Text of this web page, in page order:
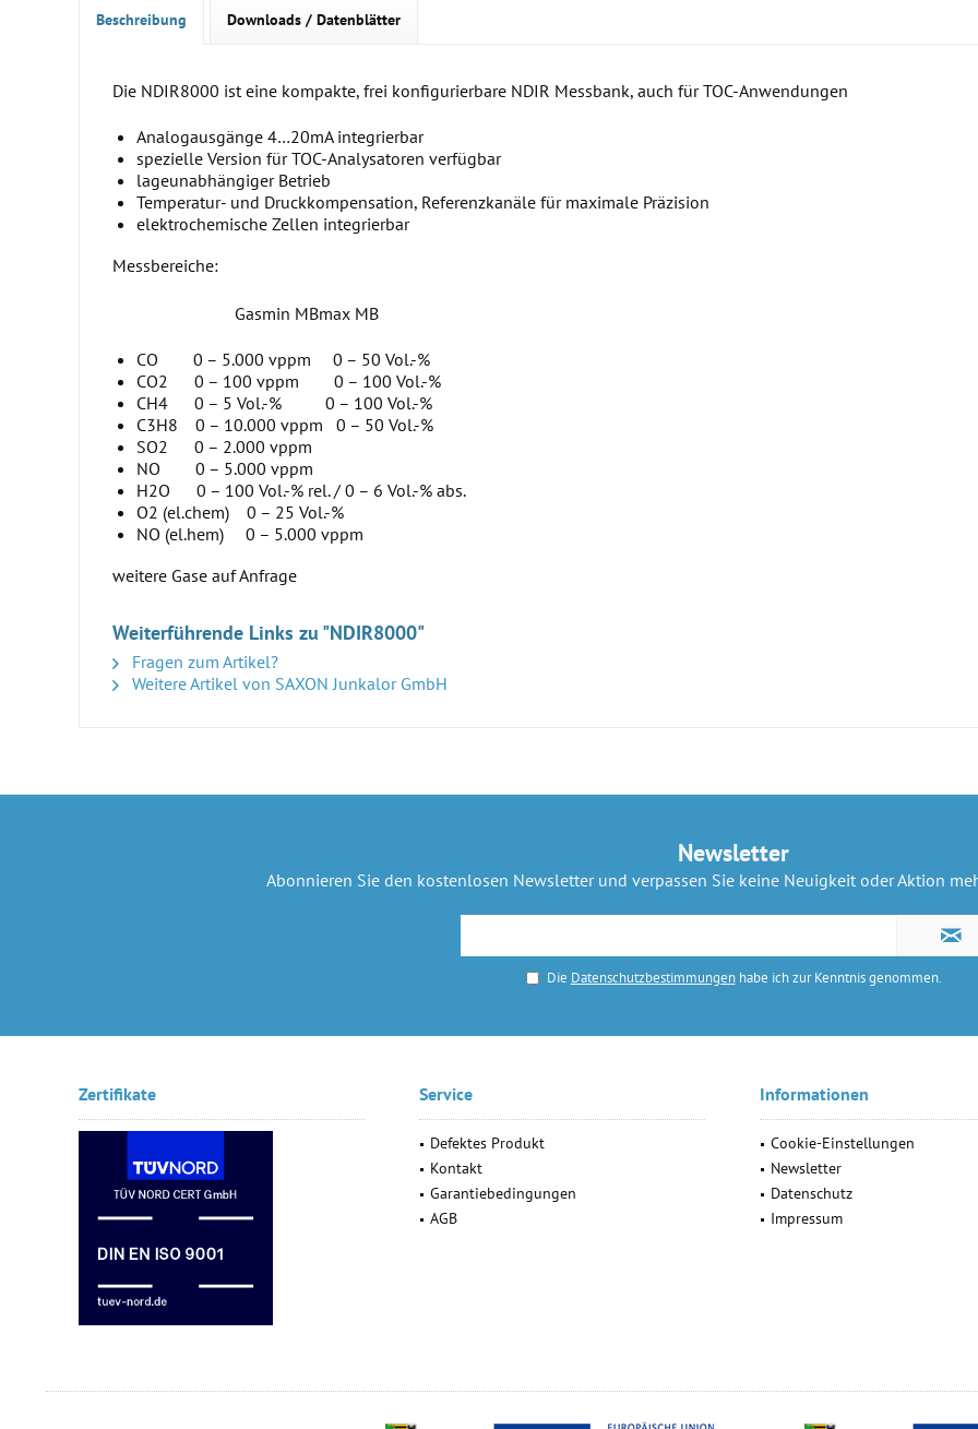
Beschreibung Downloads / Datenblätter
Die NDIR8000 ist eine kompakte, frei konfigurierbare NDIR Messbank, auch für TOC-Anwendungen
Analogausgänge 4…20mA integrierbar
spezielle Version für TOC-Analysatoren verfügbar
lageunabhängiger Betrieb
Temperatur- und Druckkompensation, Referenzkanäle für maximale Präzision
elektrochemische Zellen integrierbar
Messbereiche:
Gasmin MBmax MB
CO 0 – 5.000 vppm 0 – 50 Vol.-%
CO2 0 – 100 vppm 0 – 100 Vol.-%
CH4 0 – 5 Vol.-% 0 – 100 Vol.-%
C3H8 0 – 10.000 vppm 0 – 50 Vol.-%
SO2 0 – 2.000 vppm
NO 0 – 5.000 vppm
H2O 0 – 100 Vol.-% rel. / 0 – 6 Vol.-% abs.
O2 (el.chem) 0 – 25 Vol.-%
NO (el.hem) 0 – 5.000 vppm
weitere Gase auf Anfrage
Weiterführende Links zu "NDIR8000"
Fragen zum Artikel?
Weitere Artikel von SAXON Junkalor GmbH
Newsletter
Abonnieren Sie den kostenlosen Newsletter und verpassen Sie keine Neuigkeit oder Aktion
Die Datenschutzbestimmungenhabe ich zur Kenntnis genommen.
Zertifikate Service
Defektes Produkt
Kontakt
Garantiebedingungen
AGB
Informationen
Cookie-Einstellungen
Newsletter
Datenschutz
Impressum